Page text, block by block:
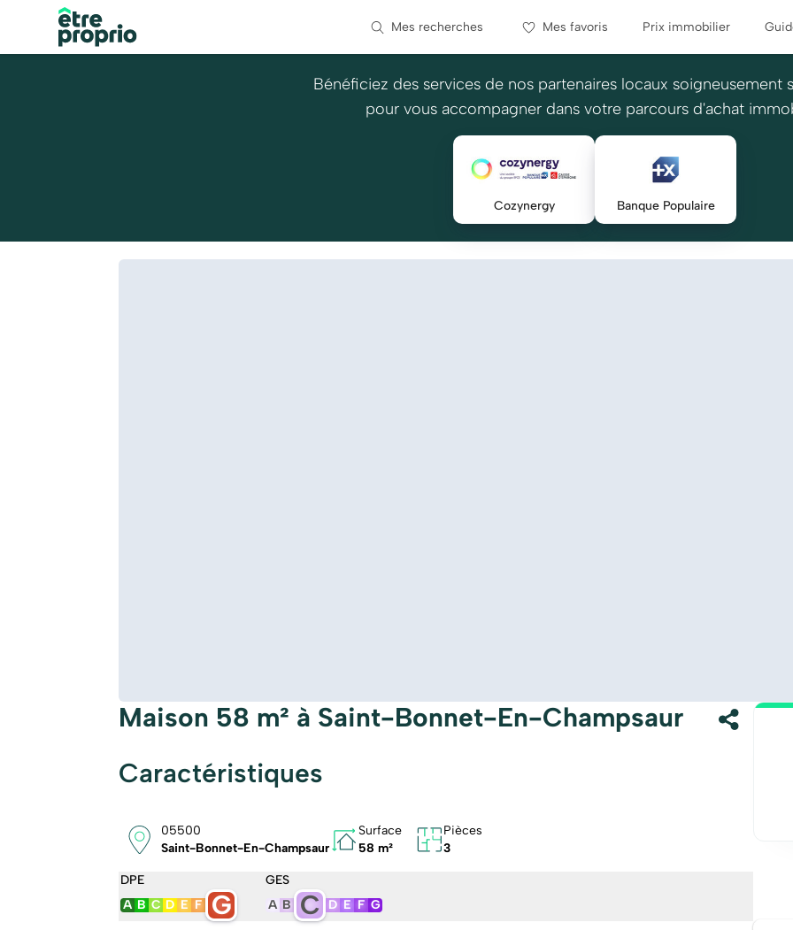
Mes recherches Mes favoris Prix immobilier
Bénéficiez des services de nos partenaires locaux soigneusement
pour vous accompagner dans votre parcours d'achat
Cozynergy Banque Populaire
Maison 58 m² à Saint-Bonnet-En-Champsaur
Caractéristiques
05500
Saint-Bonnet-En-Champsaur
Surface
58 m²
Pièces
3
DPE
A B C D E F G
GES
A B C D E F G